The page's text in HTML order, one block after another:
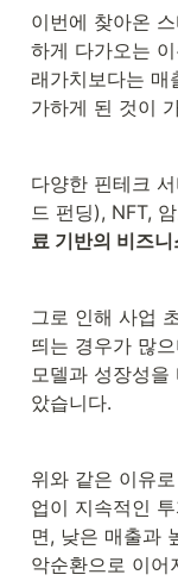
이번에 찾아온
하게 다가오는
래가치보다는 매
가하게 된 것이
다양한 핀테크
드 펀딩), NFT,
료 기반의 비즈니
그로 인해 사업
띄는 경우가 많
모델과 성장성
았습니다.
위와 같은 이유
업이 지속적인
면, 낮은 매출과
악순환으로 이어